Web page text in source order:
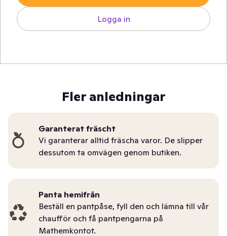
Logga in
Fler anledningar
Garanterat fräscht
Vi garanterar alltid fräscha varor. De slipper
dessutom ta omvägen genom butiken.
Panta hemifrån
Beställ en pantpåse, fyll den och lämna till vår
chaufför och få pantpengarna på
Mathemkontot.